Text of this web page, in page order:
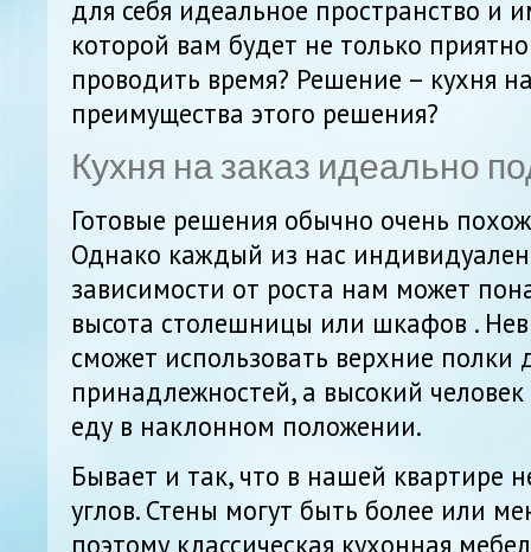
для себя идеальное пространство и
которой вам будет не только
проводить время? Решение – кухня
преимущества этого решения?
Кухня на заказ идеально
Готовые решения обычно очень
Однако каждый из нас
зависимости от роста нам может
высота столешницы или шкафов .
сможет использовать верхние
принадлежностей, а высокий
еду в наклонном положении.
Бывает и так, что в нашей квартире
углов. Стены могут быть более или
поэтому классическая кухонная